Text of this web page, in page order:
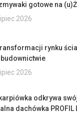
gotowe na
2026
rynku
budownictwie
2026
odkrywa
dachówka PROFIL